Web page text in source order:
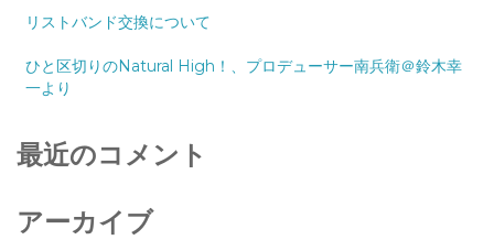
リストバンド交換について
ひと区切りのNatural High！、プロデューサー南兵衛＠鈴木幸
一より
最近のコメント
アーカイブ